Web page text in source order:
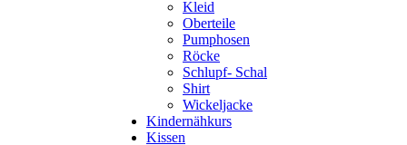
Kleid
Oberteile
Pumphosen
Röcke
Schlupf- Schal
Shirt
Wickeljacke
Kindernähkurs
Kissen